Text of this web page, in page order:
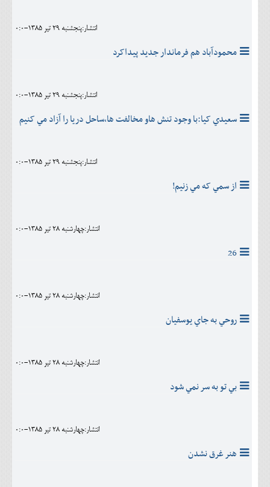
انتشار:پنجشنبه 29 تير 1385-0:0
محمودآباد هم فرماندار جديد پيداکرد
انتشار:پنجشنبه 29 تير 1385-0:0
سعيدي کيا:با وجود تنش هاو مخالفت ها،ساحل دريا را آزاد مي کنيم
انتشار:پنجشنبه 29 تير 1385-0:0
از سمي که مي زنيم!
انتشار:چهارشنبه 28 تير 1385-0:0
26
انتشار:چهارشنبه 28 تير 1385-0:0
روحي به جاي يوسفيان
انتشار:چهارشنبه 28 تير 1385-0:0
بي تو به سر نمي شود
انتشار:چهارشنبه 28 تير 1385-0:0
هنر غرق نشدن